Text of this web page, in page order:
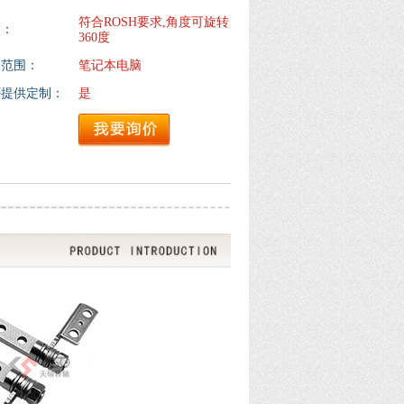
符合ROSH要求,角度可旋转
360度
围： 笔记本电脑
供定制： 是